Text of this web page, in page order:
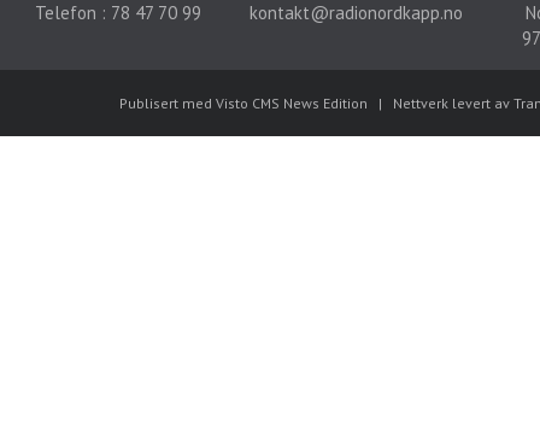
Telefon : 78 47 70 99 kontakt@radionordkapp.no
Publisert med Visto CMS News Edition | Nettverk levert av